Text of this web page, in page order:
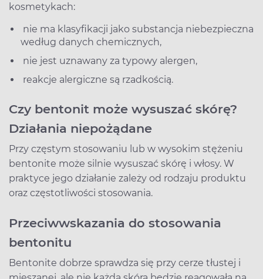
kosmetykach:
nie ma klasyfikacji jako substancja niebezpieczna
według danych chemicznych,
nie jest uznawany za typowy alergen,
reakcje alergiczne są rzadkością.
Czy bentonit może wysuszać skórę?
Działania niepożądane
Przy częstym stosowaniu lub w wysokim stężeniu
bentonite może silnie wysuszać skórę i włosy. W
praktyce jego działanie zależy od rodzaju produktu
oraz częstotliwości stosowania.
Przeciwwskazania do stosowania
bentonitu
Bentonite dobrze sprawdza się przy cerze tłustej i